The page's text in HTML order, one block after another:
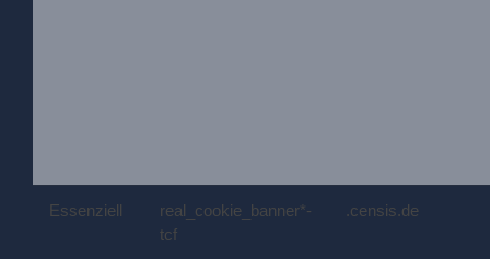
Essenziell
real_cookie_banner*-
tcf
.censis.de